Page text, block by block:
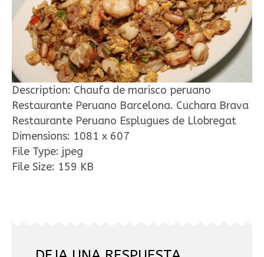
Description: Chaufa de marisco peruano
Restaurante Peruano Barcelona. Cuchara Brava
Restaurante Peruano Esplugues de Llobregat
Dimensions: 1081 x 607
File Type: jpeg
File Size: 159 KB